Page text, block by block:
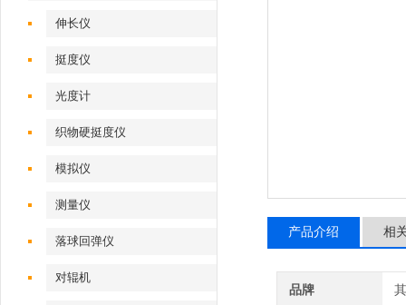
伸长仪
挺度仪
光度计
织物硬挺度仪
模拟仪
测量仪
落球回弹仪
对辊机
产品介绍 相
品牌